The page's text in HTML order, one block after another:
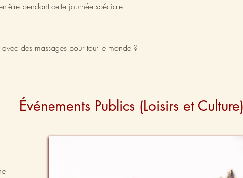
être pendant cette journée spéciale.
des massages pour tout le monde ?
Événements Publics (Loisirs et Culture)